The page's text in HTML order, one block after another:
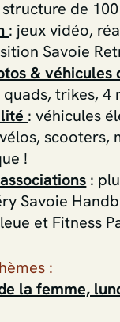
de
: jeux vidéo,
Savoie
& véhicules
trikes, 4
: véhicules
scooters,
!
:
Savoie
et Fitness
:
la femme,